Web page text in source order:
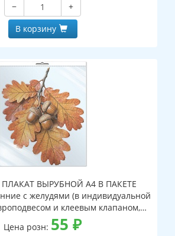
−
+
В корзину
ВЫРУБНОЙ А4 В ПАКЕТЕ
с желудями (в индивидуальной
и клеевым клапаном,
двухсторонний, ВД-лак)
Цена розн: 55 ₽